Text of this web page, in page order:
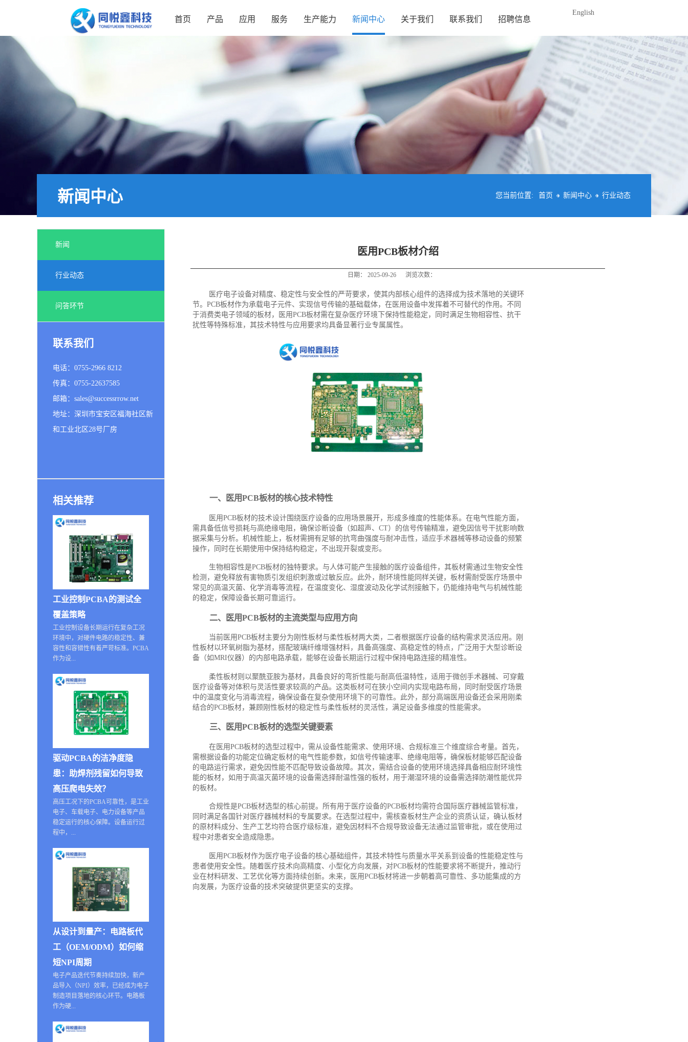
首页 产品 应用 服务 生产能力 新闻中心 关于我们 联系我们 招聘信息
English
您当前位置: 首页 新闻中心 行业动态
新闻中心
新闻
行业动态
问答环节
联系我们
电话：0755-2966 8212
传真：0755-22637585
邮箱：sales@successrrow.net
地址：深圳市宝安区福海社区新
和工业北区28号厂房
相关推荐
工业控制PCBA的测试全
覆盖策略
工业控制设备长期运行在复杂工况
环境中，对硬件电路的稳定性、兼
容性和容错性有着严苛标准。PCBA
作为设...
驱动PCBA的洁净度隐
患：助焊剂残留如何导致
高压爬电失效？
高压工况下的PCBA可靠性，是工业
电子、车载电子、电力设备等产品
稳定运行的核心保障。设备运行过
程中，...
从设计到量产：电路板代
工（OEM/ODM）如何缩
短NPI周期
电子产品迭代节奏持续加快，新产
品导入（NPI）效率，已经成为电子
制造项目落地的核心环节。电路板
作为硬...
医用PCB板材介绍
日期： 2025-09-26 浏览次数：
医疗电子设备对精度、稳定性与安全性的严苛要求，使其内部核心组件的选择成为技术落地的关键环
节。PCB板材作为承载电子元件、实现信号传输的基础载体，在医用设备中发挥着不可替代的作用。不同
于消费类电子领域的板材，医用PCB板材需在复杂医疗环境下保持性能稳定，同时满足生物相容性、抗干
扰性等特殊标准，其技术特性与应用要求均具备显著行业专属属性。
一、医用PCB板材的核心技术特性
医用PCB板材的技术设计围绕医疗设备的应用场景展开，形成多维度的性能体系。在电气性能方面，
需具备低信号损耗与高绝缘电阻，确保诊断设备（如超声、CT）的信号传输精准，避免因信号干扰影响数
据采集与分析。机械性能上，板材需拥有足够的抗弯曲强度与耐冲击性，适应手术器械等移动设备的频繁
操作，同时在长期使用中保持结构稳定，不出现开裂或变形。
生物相容性是PCB板材的独特要求。与人体可能产生接触的医疗设备组件，其板材需通过生物安全性
检测，避免释放有害物质引发组织刺激或过敏反应。此外，耐环境性能同样关键，板材需耐受医疗场景中
常见的高温灭菌、化学消毒等流程，在温度变化、湿度波动及化学试剂接触下，仍能维持电气与机械性能
的稳定，保障设备长期可靠运行。
二、医用PCB板材的主流类型与应用方向
当前医用PCB板材主要分为刚性板材与柔性板材两大类，二者根据医疗设备的结构需求灵活应用。刚
性板材以环氧树脂为基材，搭配玻璃纤维增强材料，具备高强度、高稳定性的特点，广泛用于大型诊断设
备（如MRI仪器）的内部电路承载，能够在设备长期运行过程中保持电路连接的精准性。
柔性板材则以聚酰亚胺为基材，具备良好的弯折性能与耐高低温特性，适用于微创手术器械、可穿戴
医疗设备等对体积与灵活性要求较高的产品。这类板材可在狭小空间内实现电路布局，同时耐受医疗场景
中的温度变化与消毒流程，确保设备在复杂使用环境下的可靠性。此外，部分高端医用设备还会采用刚柔
结合的PCB板材，兼顾刚性板材的稳定性与柔性板材的灵活性，满足设备多维度的性能需求。
三、医用PCB板材的选型关键要素
在医用PCB板材的选型过程中，需从设备性能需求、使用环境、合规标准三个维度综合考量。首先，
需根据设备的功能定位确定板材的电气性能参数，如信号传输速率、绝缘电阻等，确保板材能够匹配设备
的电路运行需求，避免因性能不匹配导致设备故障。其次，需结合设备的使用环境选择具备相应耐环境性
能的板材，如用于高温灭菌环境的设备需选择耐温性强的板材，用于潮湿环境的设备需选择防潮性能优异
的板材。
合规性是PCB板材选型的核心前提。所有用于医疗设备的PCB板材均需符合国际医疗器械监管标准，
同时满足各国针对医疗器械材料的专属要求。在选型过程中，需核查板材生产企业的资质认证，确认板材
的原材料成分、生产工艺均符合医疗级标准，避免因材料不合规导致设备无法通过监管审批，或在使用过
程中对患者安全造成隐患。
医用PCB板材作为医疗电子设备的核心基础组件，其技术特性与质量水平关系到设备的性能稳定性与
患者使用安全性。随着医疗技术向高精度、小型化方向发展，对PCB板材的性能要求将不断提升，推动行
业在材料研发、工艺优化等方面持续创新。未来，医用PCB板材将进一步朝着高可靠性、多功能集成的方
向发展，为医疗设备的技术突破提供更坚实的支撑。